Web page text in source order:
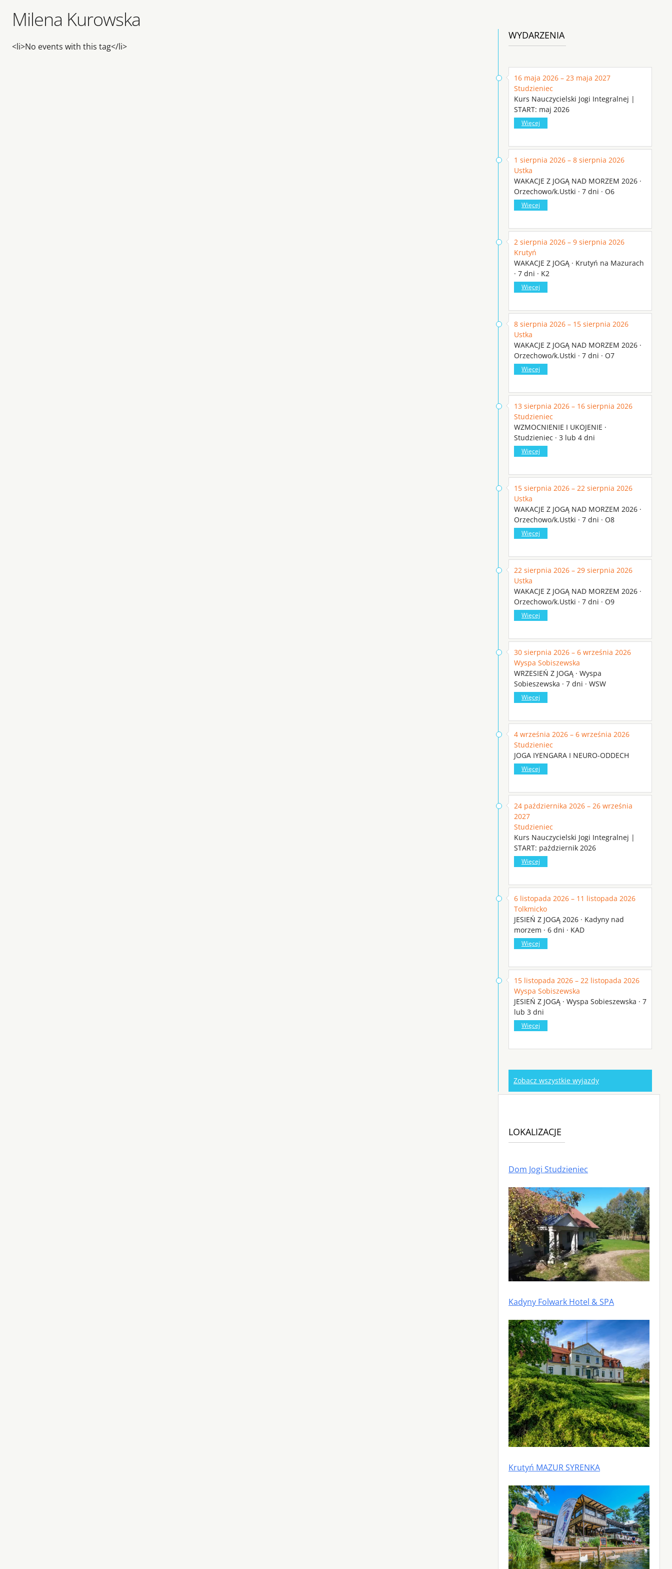
Milena Kurowska
<li>No events with this tag</li>
WYDARZENIA
16 maja 2026 – 23 maja 2027
Studzieniec
Kurs Nauczycielski Jogi Integralnej |
START: maj 2026
Więcej
1 sierpnia 2026 – 8 sierpnia 2026
Ustka
WAKACJE Z JOGĄ NAD MORZEM 2026 ·
Orzechowo/k.Ustki · 7 dni · O6
Więcej
2 sierpnia 2026 – 9 sierpnia 2026
Krutyń
WAKACJE Z JOGĄ · Krutyń na Mazurach
· 7 dni · K2
Więcej
8 sierpnia 2026 – 15 sierpnia 2026
Ustka
WAKACJE Z JOGĄ NAD MORZEM 2026 ·
Orzechowo/k.Ustki · 7 dni · O7
Więcej
13 sierpnia 2026 – 16 sierpnia 2026
Studzieniec
WZMOCNIENIE I UKOJENIE ·
Studzieniec · 3 lub 4 dni
Więcej
15 sierpnia 2026 – 22 sierpnia 2026
Ustka
WAKACJE Z JOGĄ NAD MORZEM 2026 ·
Orzechowo/k.Ustki · 7 dni · O8
Więcej
22 sierpnia 2026 – 29 sierpnia 2026
Ustka
WAKACJE Z JOGĄ NAD MORZEM 2026 ·
Orzechowo/k.Ustki · 7 dni · O9
Więcej
30 sierpnia 2026 – 6 września 2026
Wyspa Sobiszewska
WRZESIEŃ Z JOGĄ · Wyspa
Sobieszewska · 7 dni · WSW
Więcej
4 września 2026 – 6 września 2026
Studzieniec
JOGA IYENGARA I NEURO-ODDECH
Więcej
24 października 2026 – 26 września
2027
Studzieniec
Kurs Nauczycielski Jogi Integralnej |
START: październik 2026
Więcej
6 listopada 2026 – 11 listopada 2026
Tolkmicko
JESIEŃ Z JOGĄ 2026 · Kadyny nad
morzem · 6 dni · KAD
Więcej
15 listopada 2026 – 22 listopada 2026
Wyspa Sobiszewska
JESIEŃ Z JOGĄ · Wyspa Sobieszewska · 7
lub 3 dni
Więcej
Zobacz wszystkie wyjazdy
LOKALIZACJE
Dom Jogi Studzieniec
Kadyny Folwark Hotel & SPA
Krutyń MAZUR SYRENKA